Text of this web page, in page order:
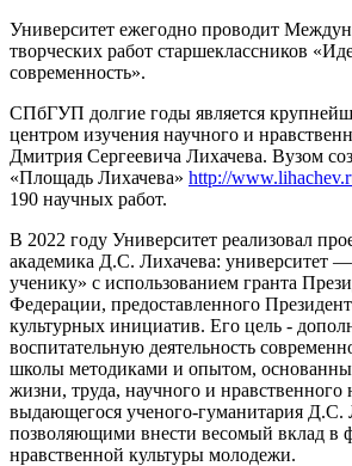
Университет ежегодно проводит
творческих работ старшеклассников
современность».
СПбГУП долгие годы является
центром изучения научного и
Дмитрия Сергеевича Лихачева. Вузом
«Площадь Лихачева» http://
190 научных работ.
В 2022 году Университет реализовал
академика Д.С. Лихачева: университет
ученику» с использованием гранта
Федерации, предоставленного
культурных инициатив. Его цель -
воспитательную деятельность
школы методиками и опытом,
жизни, труда, научного и нравственного
выдающегося ученого-гуманитария Д.С.
позволяющими внести весомый вклад в
нравственной культуры молодежи.